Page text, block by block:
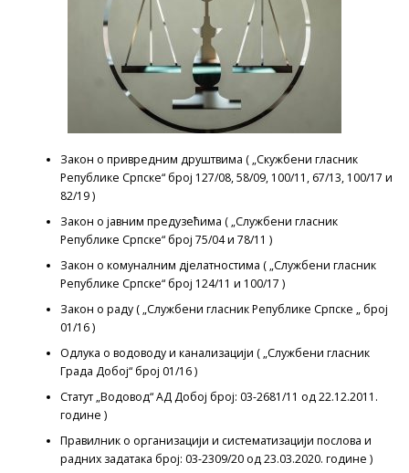
Закон о привредним друштвима ( „Скужбени гласник
Републике Српске“ број 127/08, 58/09, 100/11, 67/13, 100/17 и
82/19 )
Закон о јавним предузећима ( „Службени гласник
Републике Српске“ број 75/04 и 78/11 )
Закон о комуналним дјелатностима ( „Службени гласник
Републике Српске“ број 124/11 и 100/17 )
Закон о раду ( „Службени гласник Републике Српске „ број
01/16 )
Одлука о водоводу и канализацији ( „Службени гласник
Града Добој“ број 01/16 )
Статут „Водовод“ АД Добој број: 03-2681/11 од 22.12.2011.
године )
Правилник о организацији и систематизацији послова и
радних задатака број: 03-2309/20 од 23.03.2020. године )